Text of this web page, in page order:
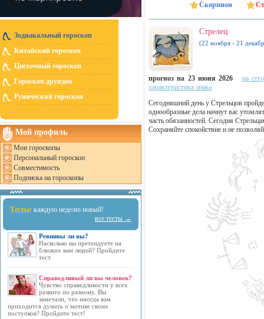
Зодиакальный гороскоп
Китайский гороскоп
Цветочный гороскоп
Гороскоп друидов
Рунический гороскоп
Мой профиль
Мои гороскопы
Персональный гороскоп
Совместимость
Подписка на гороскопы
Тесты: каждую неделю новый!
все тесты →
Ревнивы ли вы?
Насколько вы претендуете на
близких вам людей? Пройдите
тест.
Справедливый ли вы человек?
Чувство справедливости у всех
развито по разному. Вы
замечали, что иногда вам
приходится думать о мотиве своих
поступков? Пройдите тест!
Скорпион
Стрелец
(22 ноября - 21
прогноз на 23 июня 2026
на
характеристика знака
Сегодняшний день у Стрельцов
однообразные дела начнут вас
часть обязанностей. Сегодня
Сохраняйте спокойствие и не